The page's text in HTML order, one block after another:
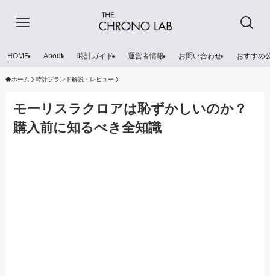
HOME About 時計ガイド 運営者情報 お問い合わせ おすすめ
ホーム 時計ブランド解説・レビュー
モーリスラクロアは恥ずかしいのか？
購入前に知るべき全知識